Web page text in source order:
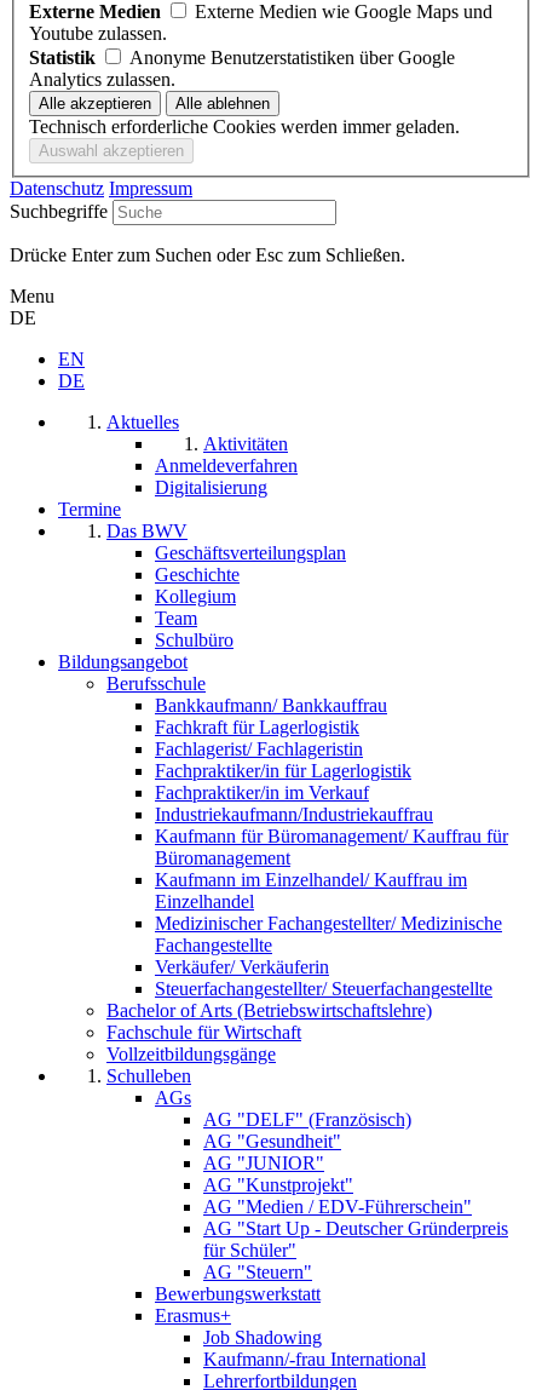
Externe Medien
Externe Medien wie Google Maps und
Youtube zulassen.
Statistik
Anonyme Benutzerstatistiken über Google
Analytics zulassen.
Technisch erforderliche Cookies werden immer geladen.
Datenschutz Impressum
Suchbegriffe
Drücke Enter zum Suchen oder Esc zum Schließen.
Menu
DE
EN
DE
Aktuelles
Aktivitäten
Anmeldeverfahren
Digitalisierung
Termine
Das BWV
Geschäftsverteilungsplan
Geschichte
Kollegium
Team
Schulbüro
Bildungsangebot
Berufsschule
Bankkaufmann/ Bankkauffrau
Fachkraft für Lagerlogistik
Fachlagerist/ Fachlageristin
Fachpraktiker/in für Lagerlogistik
Fachpraktiker/in im Verkauf
Industriekaufmann/Industriekauffrau
Kaufmann für Büromanagement/ Kauffrau für
Büromanagement
Kaufmann im Einzelhandel/ Kauffrau im
Einzelhandel
Medizinischer Fachangestellter/ Medizinische
Fachangestellte
Verkäufer/ Verkäuferin
Steuerfachangestellter/ Steuerfachangestellte
Bachelor of Arts (Betriebswirtschaftslehre)
Fachschule für Wirtschaft
Vollzeitbildungsgänge
Schulleben
AGs
AG "DELF" (Französisch)
AG "Gesundheit"
AG "JUNIOR"
AG "Kunstprojekt"
AG "Medien / EDV-Führerschein"
AG "Start Up - Deutscher Gründerpreis
für Schüler"
AG "Steuern"
Bewerbungswerkstatt
Erasmus+
Job Shadowing
Kaufmann/-frau International
Lehrerfortbildungen